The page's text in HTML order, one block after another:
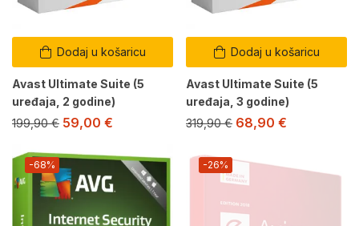
Dodaj u košaricu
Avast Ultimate Suite (5
uređaja, 2 godine)
199,90€ 59,00 €
Dodaj u košaricu
Avast Ultimate Suite (5
uređaja, 3 godine)
319,90€ 68,90 €
-68% -26%